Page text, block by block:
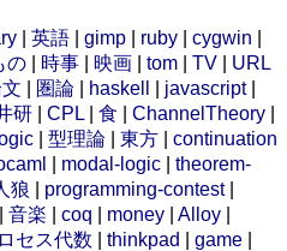
英語 gimp ruby cygwin
の 時事 映画 tom TV
URL
圏論 haskell javascript|
研 CPL 食 ChannelTheory
型理論 東方
continuation
modal-logic
theorem-
狼 programming-contest|
音楽 coq money Alloy
セス代数 thinkpad game